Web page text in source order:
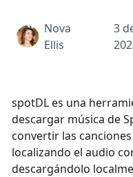
Nova
Ellis
3
spotDL es una
descargar música de
convertir las
localizando el audio
descargándolo